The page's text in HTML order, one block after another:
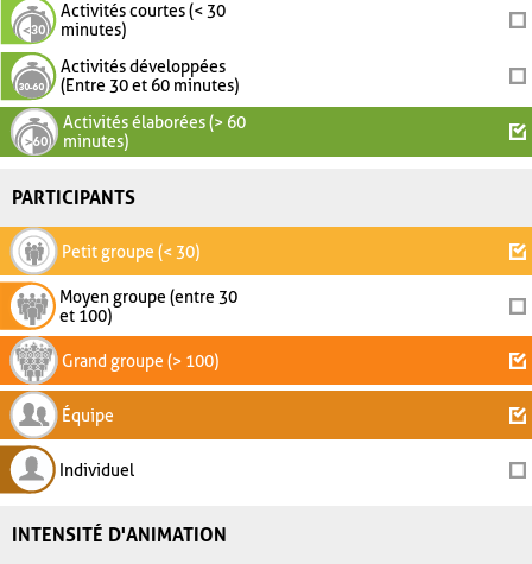
Activités courtes (< 30
minutes)
Activités développées
(Entre 30 et 60 minutes)
Activités élaborées (> 60
minutes)
PARTICIPANTS
Petit groupe (< 30)
Moyen groupe (entre 30
et 100)
Grand groupe (> 100)
Équipe
Individuel
INTENSITÉ D'ANIMATION